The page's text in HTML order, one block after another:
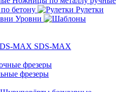
бетону
Рулетки
Уровни
SDS-MAX
фрезеры
фрезеры